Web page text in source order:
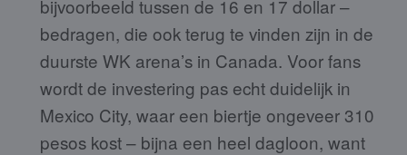
bijvoorbeeld tussen de 16 en 17 dollar –
bedragen, die ook terug te vinden zijn in de
duurste WK arena’s in Canada. Voor fans
wordt de investering pas echt duidelijk in
Mexico City, waar een biertje ongeveer 310
pesos kost – bijna een heel dagloon, want